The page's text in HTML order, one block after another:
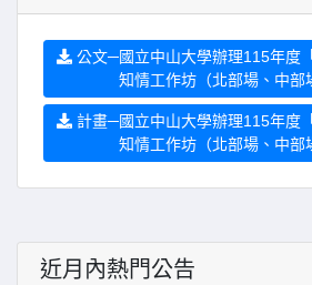
公文─國立中山大學辦理115年度
知情工作坊（北部場、中部
計畫─國立中山大學辦理115年度
知情工作坊（北部場、中部
近月內熱門公告